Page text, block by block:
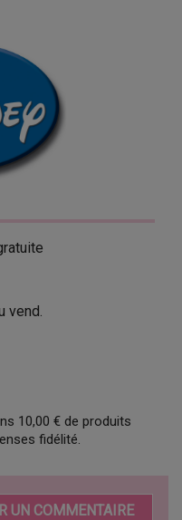
vend.
10,00 € de produits
fidélité.
UN COMMENTAIRE